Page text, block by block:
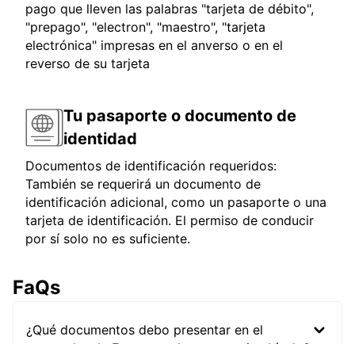
pago que lleven las palabras "tarjeta de débito",
"prepago", "electron", "maestro", "tarjeta
electrónica" impresas en el anverso o en el
reverso de su tarjeta
Tu pasaporte o documento de
identidad
Documentos de identificación requeridos:
También se requerirá un documento de
identificación adicional, como un pasaporte o una
tarjeta de identificación. El permiso de conducir
por sí solo no es suficiente.
FaQs
¿Qué documentos debo presentar en el